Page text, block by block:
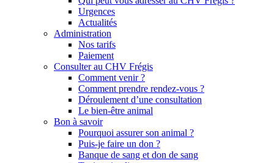
Urgences
Actualités
Administration
Nos tarifs
Paiement
Consulter au CHV Frégis
Comment venir ?
Comment prendre rendez-vous ?
Déroulement d’une consultation
Le bien-être animal
Bon à savoir
Pourquoi assurer son animal ?
Puis-je faire un don ?
Banque de sang et don de sang